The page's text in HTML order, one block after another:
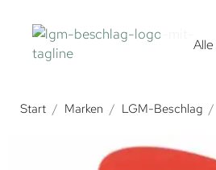
Start / Marken / LGM-Beschlag /